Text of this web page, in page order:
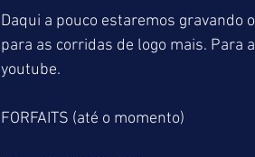
Daqui a pouco estaremos gravando
para as corridas de logo mais. Para
youtube.
FORFAITS (até o momento)